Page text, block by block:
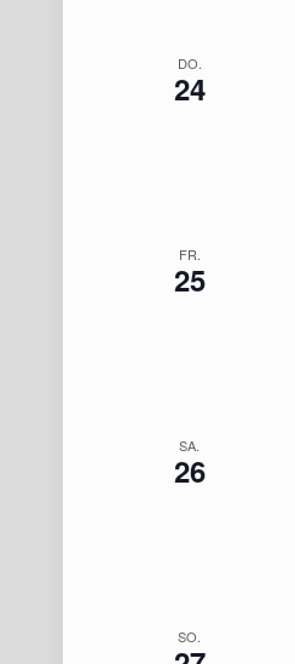
DO.
24
FR.
25
SA.
26
SO.